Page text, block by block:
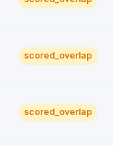
scored_overlap
scored_overlap